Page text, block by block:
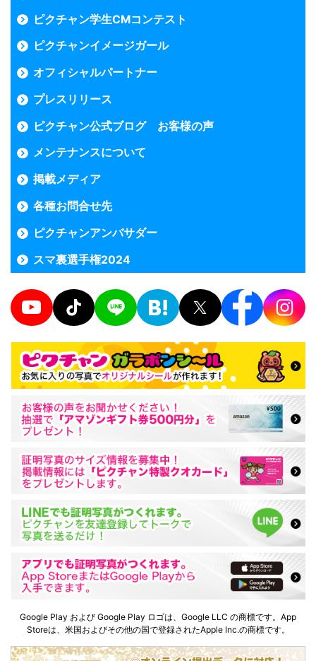
ピクチャン学生CMコンテスト
ピクチャンイメージガール
オフィシャルパートナー
プレスリリース
ピクチャン公式ブログ お客様の声
メンテナンスについて
掲載メディア
各種お問合せ先
ピクチャンアンバサダー
スマ裏選手権2024
Google Play および Google Play ロゴは、Google LLC の商標です。App
Storeは、米国およびその他の国で登録されたApple Inc.の商標です。